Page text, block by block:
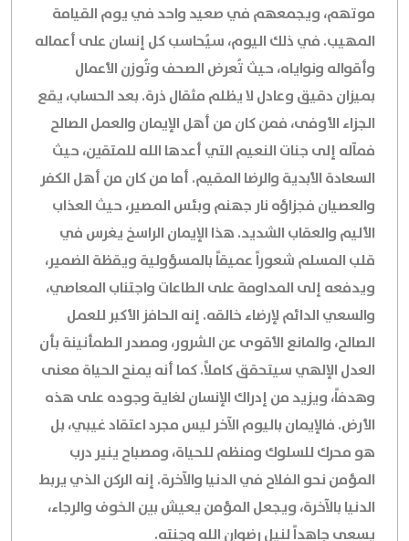
موتهم، ويجمعهم في صعيد واحد في يوم القيامة
المهيب. في ذلك اليوم، سيُحاسب كل إنسان على أعماله
وأقواله ونواياه، حيث تُعرض الصحف وتُوزن الأعمال
بميزان دقيق وعادل لا يظلم مثقال ذرة. بعد الحساب، يقع
الجزاء الأوفى، فمن كان من أهل الإيمان والعمل الصالح
فمآله إلى جنات النعيم التي أعدها الله للمتقين، حيث
السعادة الأبدية والرضا المقيم. أما من كان من أهل الكفر
والعصيان فجزاؤه نار جهنم وبئس المصير، حيث العذاب
الأليم والعقاب الشديد. هذا الإيمان الراسخ يغرس في
قلب المسلم شعوراً عميقاً بالمسؤولية ويقظة الضمير،
ويدفعه إلى المداومة على الطاعات واجتناب المعاصي،
والسعي الدائم لإرضاء خالقه. إنه الحافز الأكبر للعمل
الصالح، والمانع الأقوى عن الشرور، ومصدر الطمأنينة بأن
العدل الإلهي سيتحقق كاملاً. كما أنه يمنح الحياة معنى
وهدفاً، ويزيد من إدراك الإنسان لغاية وجوده على هذه
الأرض. فالإيمان باليوم الآخر ليس مجرد اعتقاد غيبي، بل
هو محرك للسلوك ومنظم للحياة، ومصباح ينير درب
المؤمن نحو الفلاح في الدنيا والآخرة. إنه الركن الذي يربط
الدنيا بالآخرة، ويجعل المؤمن يعيش بين الخوف والرجاء،
يسعى جاهداً لنيل رضوان الله وجنته.